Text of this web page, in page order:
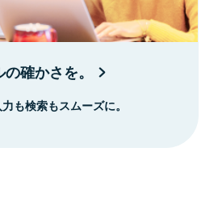
確かさを。
も検索もスムーズに。